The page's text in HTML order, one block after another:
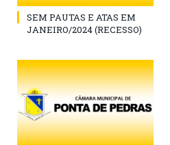
SEM PAUTAS E ATAS EM
JANEIRO/2024 (RECESSO)